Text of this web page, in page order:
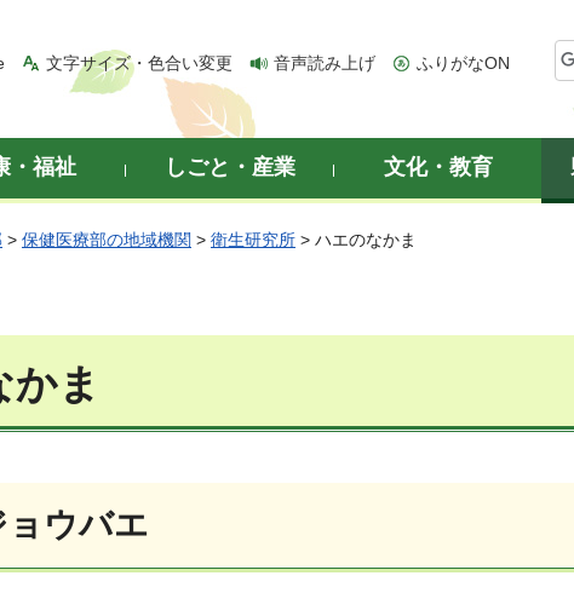
文字サイズ・色合い変更 音声読み上げ ふりがなON
・福祉 しごと・産業 文化・教育
> 保健医療部の地域機関 > 衛生研究所 > ハエのなかま
かま
ウバエ